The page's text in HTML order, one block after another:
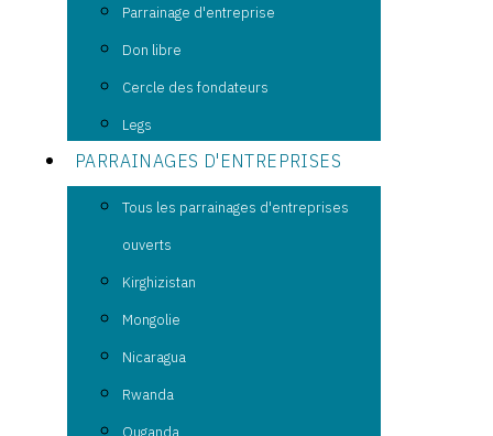
Parrainage d'entreprise
Don libre
Cercle des fondateurs
Legs
PARRAINAGES D'ENTREPRISES
Tous les parrainages d'entreprises
ouverts
Kirghizistan
Mongolie
Nicaragua
Rwanda
Ouganda